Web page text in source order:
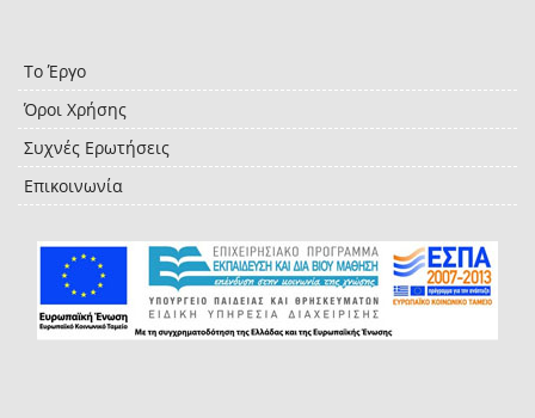
Το Έργο
Όροι Χρήσης
Συχνές Ερωτήσεις
Επικοινωνία